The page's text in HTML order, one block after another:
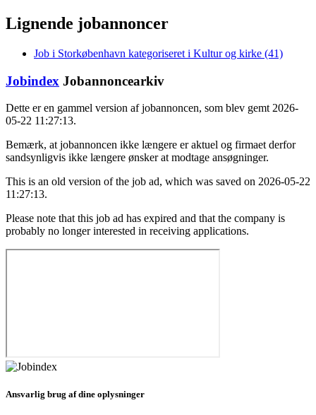
Lignende jobannoncer
Job i Storkøbenhavn kategoriseret i Kultur og kirke (41)
Jobindex Jobannoncearkiv
Dette er en gammel version af jobannoncen, som blev gemt 2026-
05-22 11:27:13.
Bemærk, at jobannoncen ikke længere er aktuel og firmaet derfor
sandsynligvis ikke længere ønsker at modtage ansøgninger.
This is an old version of the job ad, which was saved on 2026-05-22
11:27:13.
Please note that this job ad has expired and that the company is
probably no longer interested in receiving applications.
Ansvarlig brug af dine oplysninger